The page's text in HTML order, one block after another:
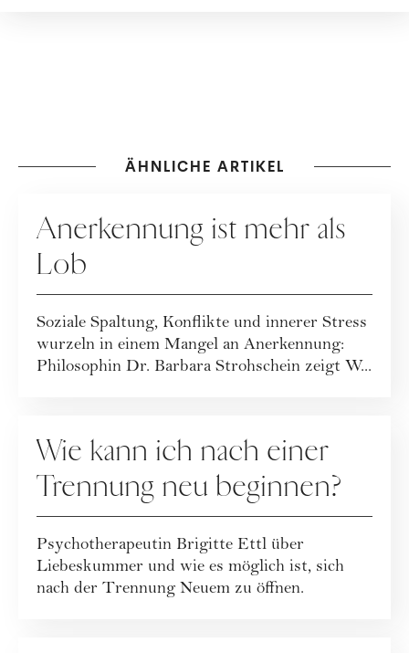
ÄHNLICHE ARTIKEL
Anerkennung ist mehr als
Lob
Soziale Spaltung, Konflikte und innerer Stress
wurzeln in einem Mangel an Anerkennung:
Philosophin Dr. Barbara Strohschein zeigt W...
Wie kann ich nach einer
Trennung neu beginnen?
Psychotherapeutin Brigitte Ettl über
Liebeskummer und wie es möglich ist, sich
nach der Trennung Neuem zu öffnen.